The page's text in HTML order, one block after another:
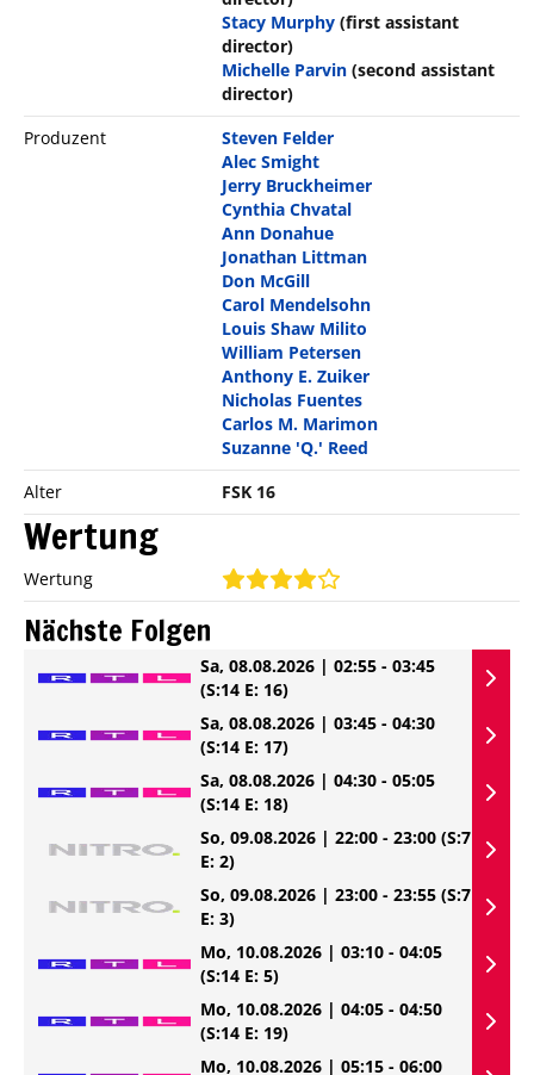
Stacy Murphy (first assistant
director)
Michelle Parvin (second assistant
director)
Produzent
Steven Felder
Alec Smight
Jerry Bruckheimer
Cynthia Chvatal
Ann Donahue
Jonathan Littman
Don McGill
Carol Mendelsohn
Louis Shaw Milito
William Petersen
Anthony E. Zuiker
Nicholas Fuentes
Carlos M. Marimon
Suzanne 'Q.' Reed
Alter
FSK 16
Wertung
Wertung
Nächste Folgen
Sa, 08.08.2026 | 02:55 - 03:45
(S:14 E: 16)
Sa, 08.08.2026 | 03:45 - 04:30
(S:14 E: 17)
Sa, 08.08.2026 | 04:30 - 05:05
(S:14 E: 18)
So, 09.08.2026 | 22:00 - 23:00 (S:7
E: 2)
So, 09.08.2026 | 23:00 - 23:55 (S:7
E: 3)
Mo, 10.08.2026 | 03:10 - 04:05
(S:14 E: 5)
Mo, 10.08.2026 | 04:05 - 04:50
(S:14 E: 19)
Mo, 10.08.2026 | 05:15 - 06:00